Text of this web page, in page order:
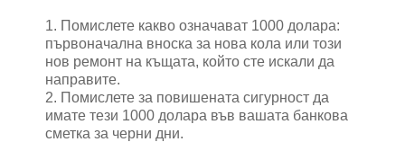
1. Помислете какво означават 1000 долара:
първоначална вноска за нова кола или този
нов ремонт на къщата, който сте искали да
направите.
2. Помислете за повишената сигурност да
имате тези 1000 долара във вашата банкова
сметка за черни дни.